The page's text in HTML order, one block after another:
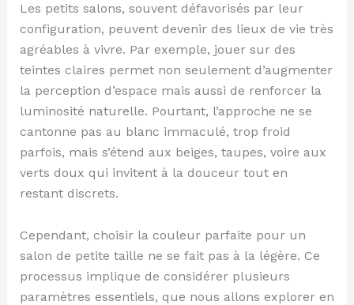
Les petits salons, souvent défavorisés par leur
configuration, peuvent devenir des lieux de vie très
agréables à vivre. Par exemple, jouer sur des
teintes claires permet non seulement d’augmenter
la perception d’espace mais aussi de renforcer la
luminosité naturelle. Pourtant, l’approche ne se
cantonne pas au blanc immaculé, trop froid
parfois, mais s’étend aux beiges, taupes, voire aux
verts doux qui invitent à la douceur tout en
restant discrets.
Cependant, choisir la couleur parfaite pour un
salon de petite taille ne se fait pas à la légère. Ce
processus implique de considérer plusieurs
paramètres essentiels, que nous allons explorer en